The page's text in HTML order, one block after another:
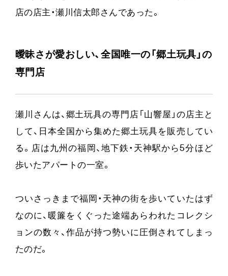
店の店主・瀬川信太郎さんであった。
曖昧さが愛おしい、全国唯一の「郷土玩具」の
専門店
瀬川さんは、郷土玩具の専門店「山響屋」の店主と
して、日本全国から集めた郷土玩具を販売してい
る。店は九州の福岡、地下鉄・天神駅から5分ほど
歩いたアパートの一室。
ついさっきまで福岡・天神の街を歩いていたはず
なのに、暖簾をくぐった途端あらわれたコレクシ
ョンの数々、作品が持つ勢いに圧倒されてしまっ
たのだ。